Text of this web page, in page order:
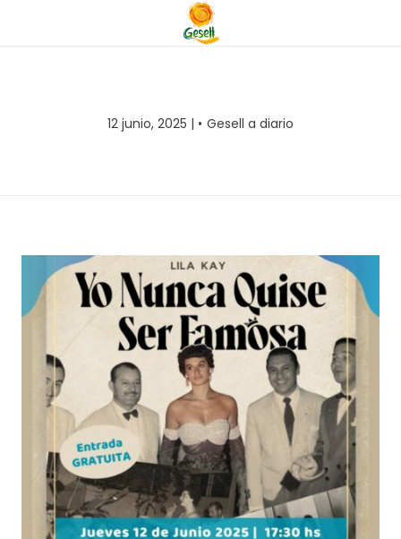
12 junio, 2025 | Gesell a diario